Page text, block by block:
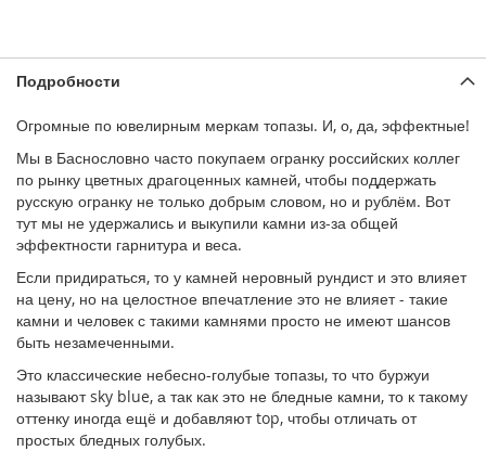
Подробности
Огромные по ювелирным меркам топазы. И, о, да, эффектные!
Мы в Баснословно часто покупаем огранку российских коллег
по рынку цветных драгоценных камней, чтобы поддержать
русскую огранку не только добрым словом, но и рублём. Вот
тут мы не удержались и выкупили камни из-за общей
эффектности гарнитура и веса.
Если придираться, то у камней неровный рундист и это влияет
на цену, но на целостное впечатление это не влияет - такие
камни и человек с такими камнями просто не имеют шансов
быть незамеченными.
Это классические небесно-голубые топазы, то что буржуи
называют sky blue, а так как это не бледные камни, то к такому
оттенку иногда ещё и добавляют top, чтобы отличать от
простых бледных голубых.